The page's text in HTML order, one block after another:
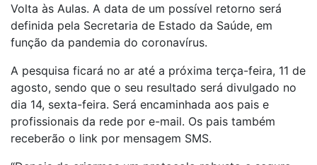
Volta às Aulas. A data de um possível retorno será
definida pela Secretaria de Estado da Saúde, em
função da pandemia do coronavírus.
A pesquisa ficará no ar até a próxima terça-feira, 11 de
agosto, sendo que o seu resultado será divulgado no
dia 14, sexta-feira. Será encaminhada aos pais e
profissionais da rede por e-mail. Os pais também
receberão o link por mensagem SMS.